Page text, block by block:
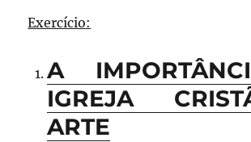
Exercício:
A
IGREJA
ARTE